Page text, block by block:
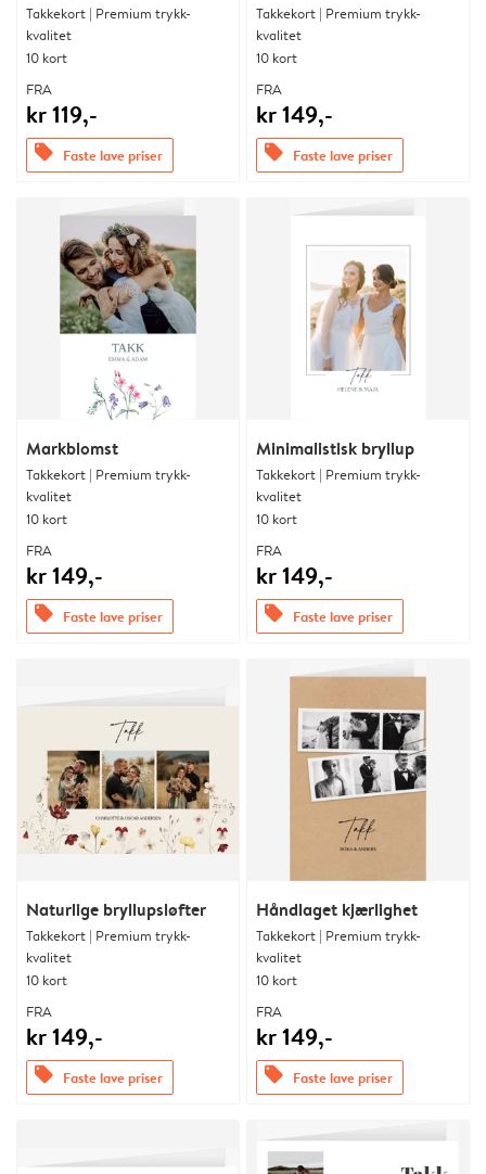
Takkekort | Premium trykk-
kvalitet
10 kort
FRA
kr 119,-
offers Faste lave priser
Takkekort | Premium trykk-
kvalitet
10 kort
FRA
kr 149,-
offers Faste lave priser
Markblomst
Takkekort | Premium trykk-
kvalitet
10 kort
FRA
kr 149,-
offers Faste lave priser
Minimalistisk bryllup
Takkekort | Premium trykk-
kvalitet
10 kort
FRA
kr 149,-
offers Faste lave priser
Naturlige bryllupsløfter
Takkekort | Premium trykk-
kvalitet
10 kort
FRA
kr 149,-
offers Faste lave priser
Håndlaget kjærlighet
Takkekort | Premium trykk-
kvalitet
10 kort
FRA
kr 149,-
offers Faste lave priser